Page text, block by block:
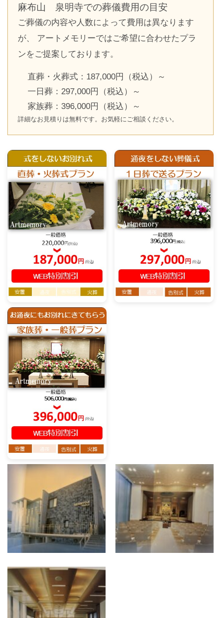
麻布山 泉明寺での葬儀費用の目安
ご葬儀の内容や人数によって費用は異なります
が、 アートメモリーではご希望に合わせたプラ
ンをご提案しております。
直葬・火葬式：187,000円（税込）～
一日葬：297,000円（税込）～
家族葬：396,000円（税込）～
詳細なお見積りは無料です。お気軽にご相談ください。